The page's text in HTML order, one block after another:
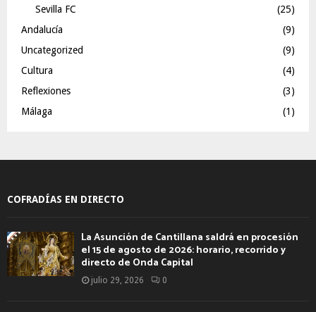
Sevilla FC
(25)
Andalucía
(9)
Uncategorized
(9)
Cultura
(4)
Reflexiones
(3)
Málaga
(1)
COFRADÍAS EN DIRECTO
La Asunción de Cantillana saldrá en procesión
el 15 de agosto de 2026: horario, recorrido y
directo de Onda Capital
julio 29, 2026 0